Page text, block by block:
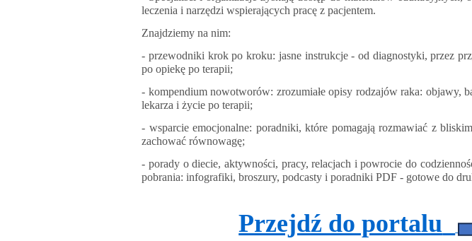
leczenia i narzędzi wspierających pracę z pacjentem.
Znajdziemy na nim:
- przewodniki krok po kroku: jasne instrukcje - od diagnostyki, przez
po opiekę po terapii;
- kompendium nowotworów: zrozumiałe opisy rodzajów raka: objawy,
lekarza i życie po terapii;
- wsparcie emocjonalne: poradniki, które pomagają rozmawiać z
zachować równowagę;
- porady o diecie, aktywności, pracy, relacjach i powrocie do
pobrania: infografiki, broszury, podcasty i poradniki PDF - gotowe do
Przejdź do portalu